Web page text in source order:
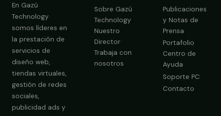
En Gazú
Technology
somos líderes en
la prestación de
servicios de
diseño web,
tiendas virtuales,
gestión de redes
sociales,
publicidad ads y
Sobre Gazú
Technology
Nuestro
Director
Trabaja con
nosotros
Publicaciones
y Notas de
Prensa
Portafolio
Centro de
Ayuda
Soporte PC
Contacto